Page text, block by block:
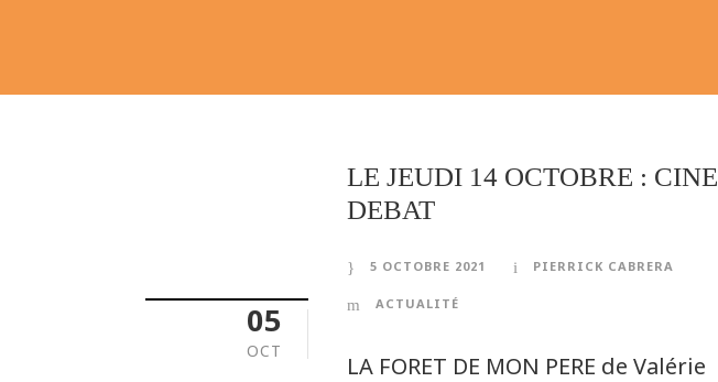
05
OCT
LE JEUDI 14 OCTOBRE : CINE
DEBAT
5 OCTOBRE 2021 PIERRICK CABRERA
ACTUALITÉ
LA FORET DE MON PERE de Valérie